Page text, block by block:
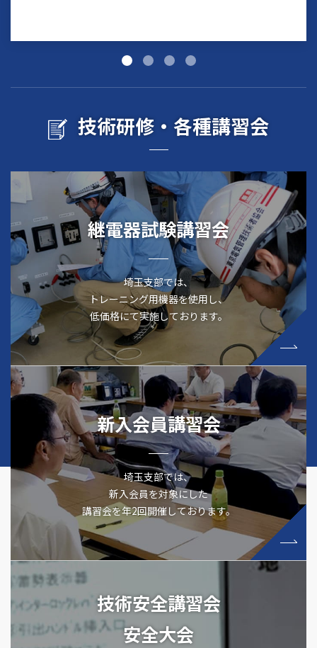
技術研修・各種講習会
継電器試験講習会
埼玉支部では、
トレーニング用機器を使用し、
低価格にて実施しております。
新入会員講習会
埼玉支部では、
新入会員を対象にした
講習会を年2回開催しております。
技術安全講習会
安全大会